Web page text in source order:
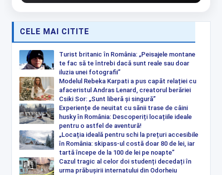
CELE MAI CITITE
Turist britanic în România: „Peisajele montane
te fac să te întrebi dacă sunt reale sau doar
iluzia unei fotografii”
Modelul Rebeka Karpati a pus capăt relației cu
afaceristul Andras Lenard, creatorul berăriei
Csiki Sor: „Sunt liberă și singură”
Experiențe de neuitat cu sănii trase de câini
husky în România: Descoperiți locațiile ideale
pentru o astfel de aventură!
„Locația ideală pentru schi la prețuri accesibile
în România: skipass-ul costă doar 80 de lei, iar
tartă începe de la 100 de lei pe noapte”
Cazul tragic al celor doi studenți decedați în
urma prăbușirii internatului din Odorheiu